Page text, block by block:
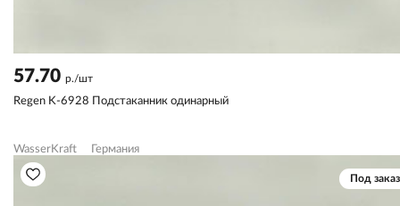
57.70 р./шт
Regen K-6928 Подстаканник одинарный
WasserKraft Германия
Под заказ